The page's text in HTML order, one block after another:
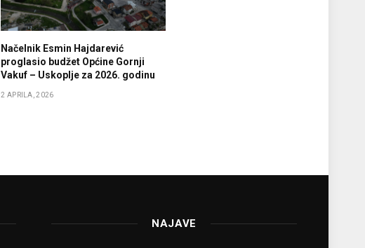
Načelnik Esmin Hajdarević
proglasio budžet Općine Gornji
Vakuf – Uskoplje za 2026. godinu
2 APRILA, 2026
NAJAVE